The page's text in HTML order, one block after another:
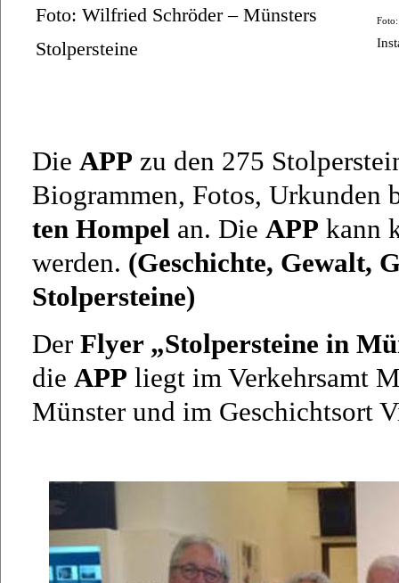
Foto: Wilfried Schröder – Münsters
Stolpersteine
Die APP zu den 275
Biogrammen, Fotos, Urkunden
ten Hompel an. Die APP kann
werden. (Geschichte, Gewalt,
Stolpersteine)
Der Flyer „Stolpersteine in
die APP liegt im Verkehrsamt
Münster und im Geschichtsort